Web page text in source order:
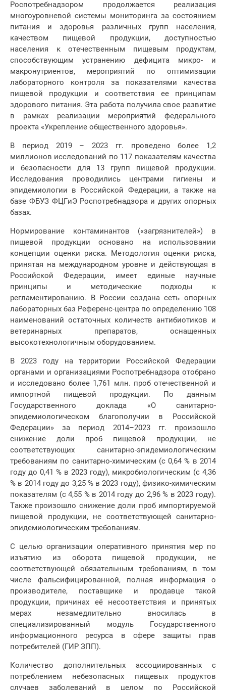
Роспотребнадзором продолжается реализация
многоуровневой системы мониторинга за состоянием
питания и здоровья различных групп населения,
качеством пищевой продукции, доступностью
населения к отечественным пищевым продуктам,
способствующим устранению дефицита микро- и
макронутриентов, мероприятий по оптимизации
лабораторного контроля за показателями качества
пищевой продукции и соответствия ее принципам
здорового питания. Эта работа получила свое развитие
в рамках реализации мероприятий федерального
проекта «Укрепление общественного здоровья».
В период 2019 – 2023 гг. проведено более 1,2
миллионов исследований по 117 показателям качества
и безопасности для 13 групп пищевой продукции.
Исследования проводились центрами гигиены и
эпидемиологии в Российской Федерации, а также на
базе ФБУЗ ФЦГиЭ Роспотребнадзора и других опорных
базах.
Нормирование контаминантов («загрязнителей») в
пищевой продукции основано на использовании
концепции оценки риска. Методология оценки риска,
принятая на международном уровне и действующая в
Российской Федерации, имеет единые научные
принципы и методические подходы к
регламентированию. В России создана сеть опорных
лабораторных баз Референс-центра по определению 108
наименований остаточных количеств антибиотиков и
ветеринарных препаратов, оснащенных
высокотехнологичным оборудованием.
В 2023 году на территории Российской Федерации
органами и организациями Роспотребнадзора отобрано
и исследовано более 1,761 млн. проб отечественной и
импортной пищевой продукции. По данным
Государственного доклада «О санитарно-
эпидемиологическом благополучии в Российской
Федерации» за период 2014–2023 гг. произошло
снижение доли проб пищевой продукции, не
соответствующих санитарно-эпидемиологическим
требованиям по санитарно-химическим (с 0,64 % в 2014
году до 0,41 % в 2023 году), микробиологическим (с 4,36
% в 2014 году до 3,25 % в 2023 году), физико-химическим
показателям (с 4,55 % в 2014 году до 2,96 % в 2023 году).
Также произошло снижение доли проб импортируемой
пищевой продукции, не соответствующей санитарно-
эпидемиологическим требованиям.
С целью организации оперативного принятия мер по
изъятию из оборота пищевой продукции, не
соответствующей обязательным требованиям, в том
числе фальсифицированной, полная информация о
производителе, поставщике и продавце такой
продукции, причинах её несоответствия и принятых
мерах незамедлительно вносилась в
специализированный модуль Государственного
информационного ресурса в сфере защиты прав
потребителей (ГИР ЗПП).
Количество дополнительных ассоциированных с
потреблением небезопасных пищевых продуктов
случаев заболеваний в целом по Российской